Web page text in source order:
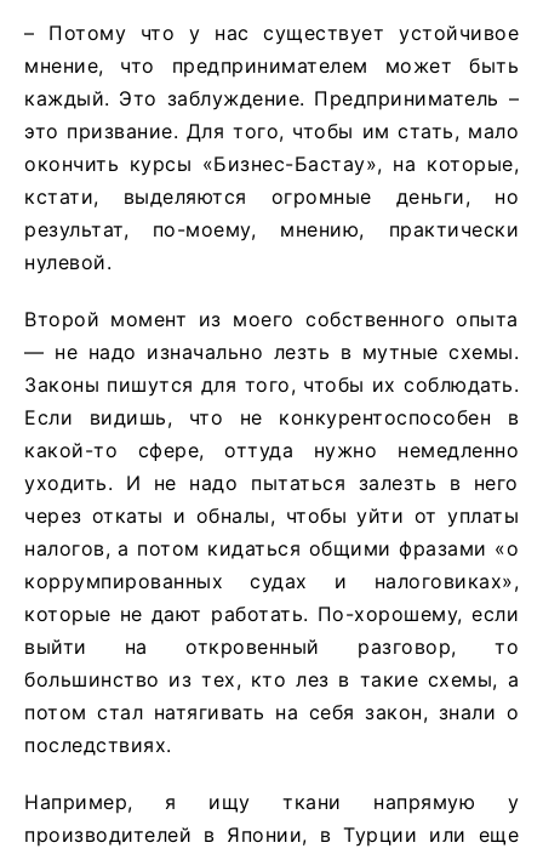
– Потому что у нас существует устойчивое
мнение, что предпринимателем может быть
каждый. Это заблуждение. Предприниматель –
это призвание. Для того, чтобы им стать, мало
окончить курсы «Бизнес-Бастау», на которые,
кстати, выделяются огромные деньги, но
результат, по-моему, мнению, практически
нулевой.
Второй момент из моего собственного опыта
— не надо изначально лезть в мутные схемы.
Законы пишутся для того, чтобы их соблюдать.
Если видишь, что не конкурентоспособен в
какой-то сфере, оттуда нужно немедленно
уходить. И не надо пытаться залезть в него
через откаты и обналы, чтобы уйти от уплаты
налогов, а потом кидаться общими фразами «о
коррумпированных судах и налоговиках»,
которые не дают работать. По-хорошему, если
выйти на откровенный разговор, то
большинство из тех, кто лез в такие схемы, а
потом стал натягивать на себя закон, знали о
последствиях.
Например, я ищу ткани напрямую у
производителей в Японии, в Турции или еще